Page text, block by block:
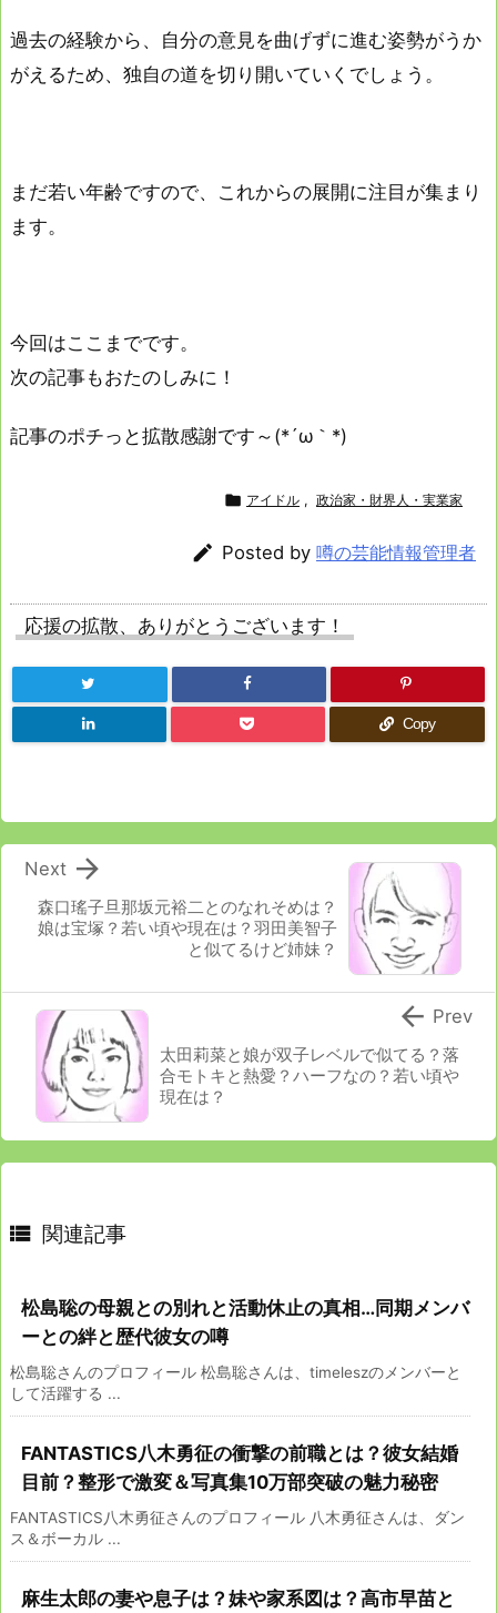
過去の経験から、自分の意見を曲げずに進む姿勢がうか
がえるため、独自の道を切り開いていくでしょう。
まだ若い年齢ですので、これからの展開に注目が集まり
ます。
今回はここまでです。
次の記事もおたのしみに！
記事のポチっと拡散感謝です～(*´ω｀*)
 アイドル , 政治家・財界人・実業家
 Posted by 噂の芸能情報管理者
応援の拡散、ありがとうございます！
Copy
森口瑤子旦那坂元裕二とのなれそめは？
娘は宝塚？若い頃や現在は？羽田美智子
と似てるけど姉妹？

Next
太田莉菜と娘が双子レベルで似てる？落
合モトキと熱愛？ハーフなの？若い頃や
現在は？
 Prev
 関連記事
松島聡の母親との別れと活動休止の真相…同期メンバ
ーとの絆と歴代彼女の噂
松島聡さんのプロフィール 松島聡さんは、timeleszのメンバーと
して活躍する ...
FANTASTICS八木勇征の衝撃の前職とは？彼女結婚
目前？整形で激変＆写真集10万部突破の魅力秘密
FANTASTICS八木勇征さんのプロフィール 八木勇征さんは、ダン
ス＆ボーカル ...
麻生太郎の妻や息子は？妹や家系図は？高市早苗と